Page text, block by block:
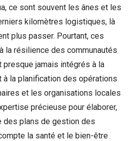
ce sont souvent les ânes et les
kilomètres logistiques, là
plus passer. Pourtant, ces
la résilience des communautés
presque jamais intégrés à la
la planification des opérations
et les organisations locales
précieuse pour élaborer,
plans de gestion des
la santé et le bien-être